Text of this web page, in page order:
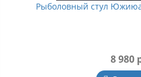
Рыболовный стул
8 980